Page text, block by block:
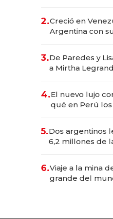
2.Creció en
Argentina con
las marcas
3.De Paredes y
a Mirtha
4.El nuevo lujo
qué en Perú los
para
5.Dos argentinos
6,2 millones de
6.Viaje a la mina
grande del